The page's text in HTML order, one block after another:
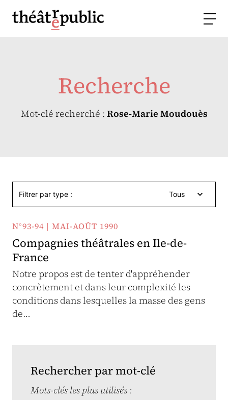
Recherche
Mot-clé recherché : Rose-Marie Moudouès
Filtrer par type : Tous
N°93-94 | MAI-AOÛT 1990
Compagnies théâtrales en Ile-de-
France
Notre propos est de tenter d'appréhender
concrètement et dans leur complexité les
conditions dans lesquelles la masse des gens
de…
Rechercher par mot-clé
Mots-clés les plus utilisés :